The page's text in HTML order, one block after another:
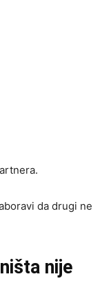
da drugi ne
nije